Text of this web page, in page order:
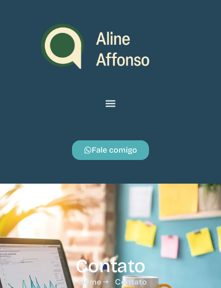
Fale comigo
Contato
Home Contato